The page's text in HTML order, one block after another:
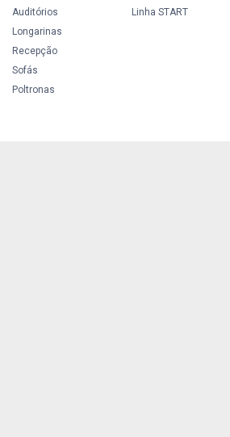
Auditórios
Longarinas
Recepção
Sofás
Poltronas
Linha START